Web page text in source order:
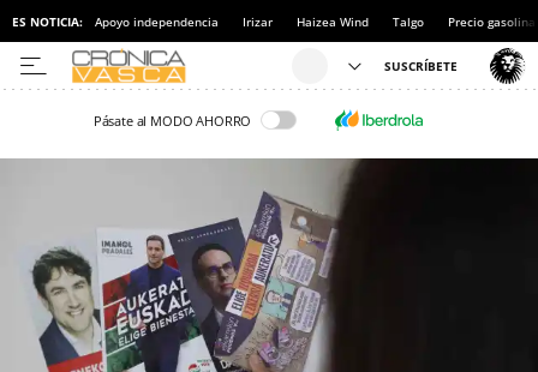
ES NOTICIA: Apoyo independencia Irizar Haizea Wind Talgo Precio gasolina
Pásate al MODO AHORRO